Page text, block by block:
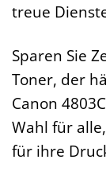
treue
Sparen Sie
Toner, der
Canon
Wahl für
für ihre